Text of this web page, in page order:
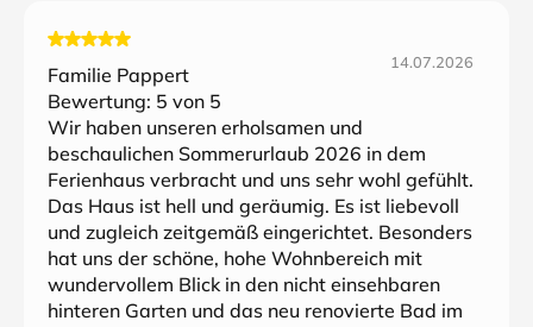
Familie Pappert
14.07.2026
Bewertung: 5 von 5
Wir haben unseren erholsamen und
beschaulichen Sommerurlaub 2026 in dem
Ferienhaus verbracht und uns sehr wohl gefühlt.
Das Haus ist hell und geräumig. Es ist liebevoll
und zugleich zeitgemäß eingerichtet. Besonders
hat uns der schöne, hohe Wohnbereich mit
wundervollem Blick in den nicht einsehbaren
hinteren Garten und das neu renovierte Bad im